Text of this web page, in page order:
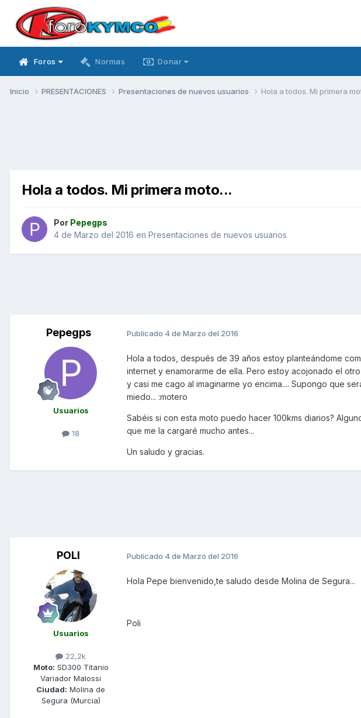
Foros Normas Donar
Inicio PRESENTACIONES Presentaciones de nuevos usuarios Hola a todos. Mi primera
Hola a todos. Mi primera moto...
Por Pepegps
4 de Marzo del 2016 en Presentaciones de nuevos usuarios
Pepegps
Usuarios
18
Publicado 4 de Marzo del 2016
Hola a todos, después de 39 años estoy planteándome
internet y enamorarme de ella. Pero estoy acojonado el
y casi me cago al imaginarme yo encima.... Supongo que
miedo... :motero
Sabéis si con esta moto puedo hacer 100kms diarios?
que me la cargaré mucho antes...
Un saludo y gracias.
POLI
Usuarios
22,2k
Moto: SD300 Titanio
Variador Malossi
Ciudad: Molina de
Segura (Murcia)
Publicado 4 de Marzo del 2016
Hola Pepe bienvenido,te saludo desde Molina de Segura...
Poli